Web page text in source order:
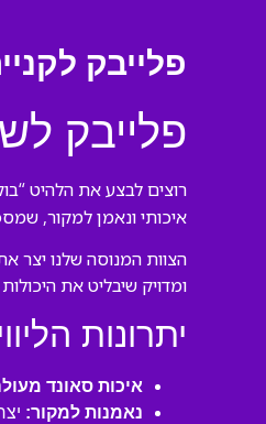
פלייבק
פלייבק
רוצים לבצע את הלהיט
איכותי ונאמן למקור,
הצוות המנוסה שלנו יצר
ומדויק שיבליט את
יתרונות
איכות סאונד
נאמנות למקור: